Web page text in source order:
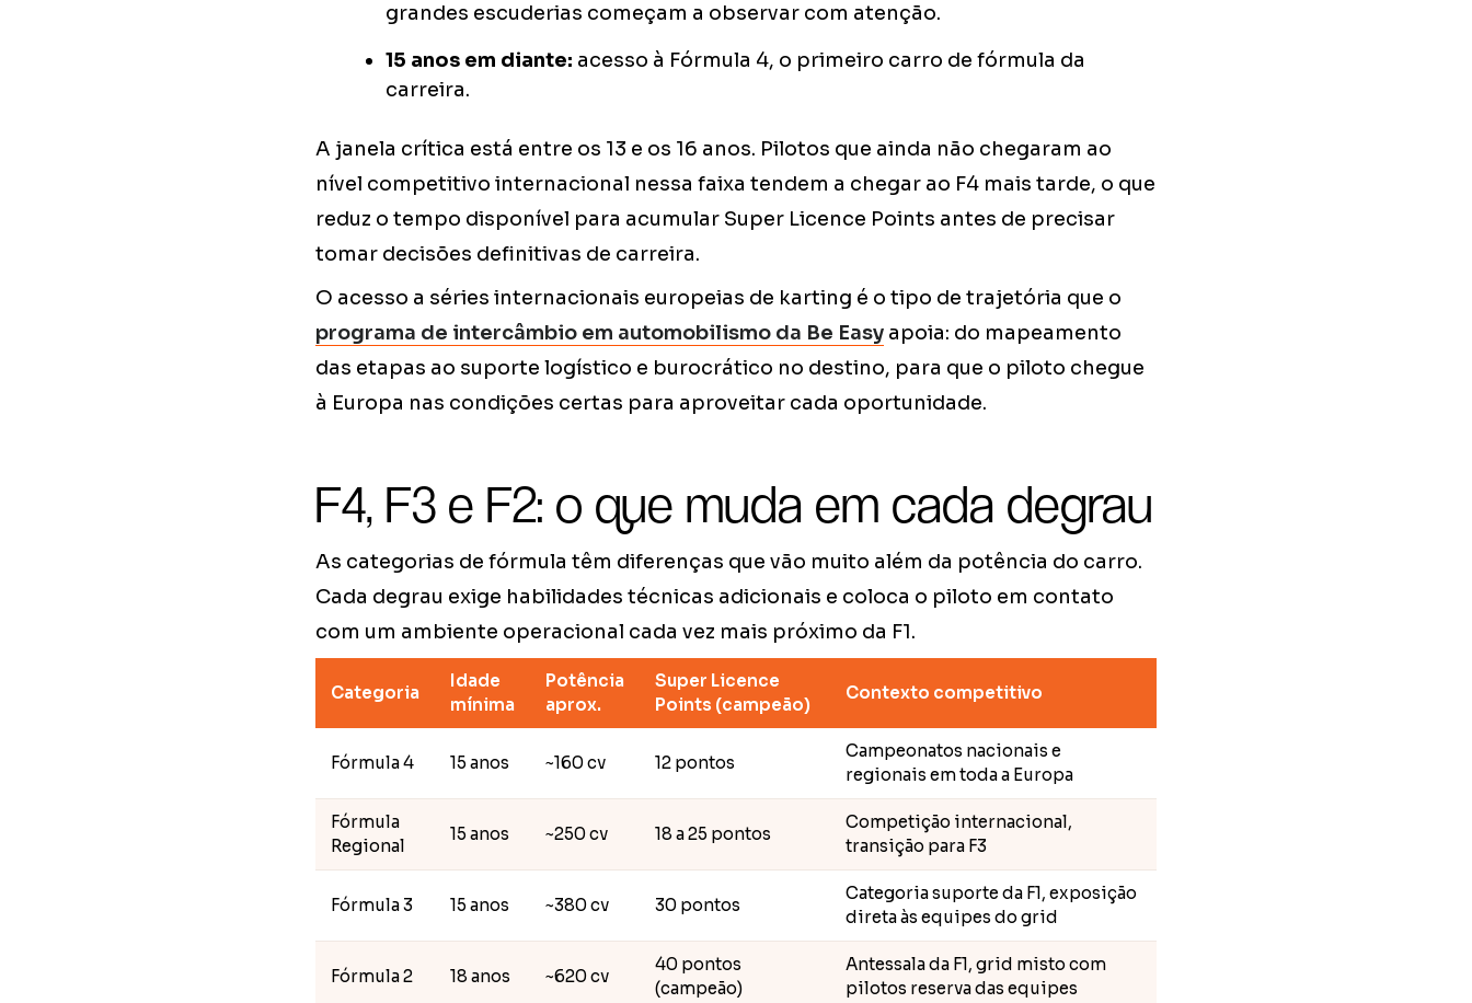
grandes escuderias começam a observar com atenção.
15 anos em diante: acesso à Fórmula 4, o primeiro carro de fórmula da
carreira.
A janela crítica está entre os 13 e os 16 anos. Pilotos que ainda não chegaram ao
nível competitivo internacional nessa faixa tendem a chegar ao F4 mais tarde, o que
reduz o tempo disponível para acumular Super Licence Points antes de precisar
tomar decisões definitivas de carreira.
O acesso a séries internacionais europeias de karting é o tipo de trajetória que o
programa de intercâmbio em automobilismo da Be Easy apoia: do mapeamento
das etapas ao suporte logístico e burocrático no destino, para que o piloto chegue
à Europa nas condições certas para aproveitar cada oportunidade.
F4, F3 e F2: o que muda em cada degrau
As categorias de fórmula têm diferenças que vão muito além da potência do carro.
Cada degrau exige habilidades técnicas adicionais e coloca o piloto em contato
com um ambiente operacional cada vez mais próximo da F1.
Categoria
Idade
mínima
Potência
aprox.
Super Licence
Points (campeão)
Contexto competitivo
Fórmula 4 15 anos ~160 cv 12 pontos
Campeonatos nacionais e
regionais em toda a Europa
Fórmula
Regional
15 anos ~250 cv 18 a 25 pontos
Competição internacional,
transição para F3
Fórmula 3 15 anos ~380 cv 30 pontos
Categoria suporte da F1, exposição
direta às equipes do grid
Fórmula 2 18 anos ~620 cv
40 pontos
(campeão)
Antessala da F1, grid misto com
pilotos reserva das equipes